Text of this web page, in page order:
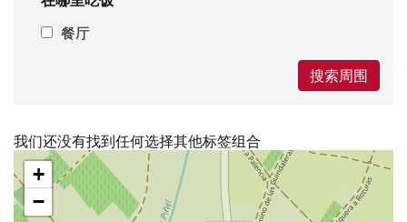
餐厅
搜索周围
我们还没有找到任何选择其他标签组合
跳
过
地
图
+
−